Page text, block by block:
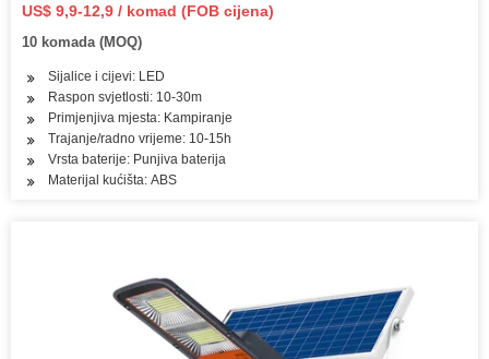
US$ 9,9-12,9 / komad (FOB cijena)
10 komada (MOQ)
Sijalice i cijevi: LED
Raspon svjetlosti: 10-30m
Primjenjiva mjesta: Kampiranje
Trajanje/radno vrijeme: 10-15h
Vrsta baterije: Punjiva baterija
Materijal kućišta: ABS